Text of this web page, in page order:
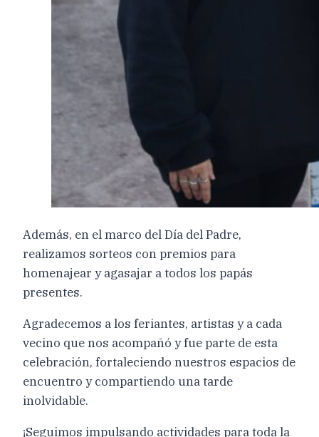
Además, en el marco del Día del Padre,
realizamos sorteos con premios para
homenajear y agasajar a todos los papás
presentes.
Agradecemos a los feriantes, artistas y a cada
vecino que nos acompañó y fue parte de esta
celebración, fortaleciendo nuestros espacios de
encuentro y compartiendo una tarde
inolvidable.
¡Seguimos impulsando actividades para toda la